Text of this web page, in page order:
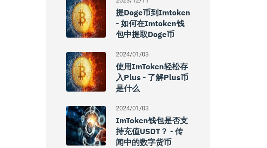
提doge币到imtoken
- 如何在imtoken钱
包中提取doge币
2024/01/03
使用imToken轻松存
入Plus - 了解Plus币
是什么
2024/01/03
ImToken钱包是否支
持充值USDT？ - 传
闻中的数字货币